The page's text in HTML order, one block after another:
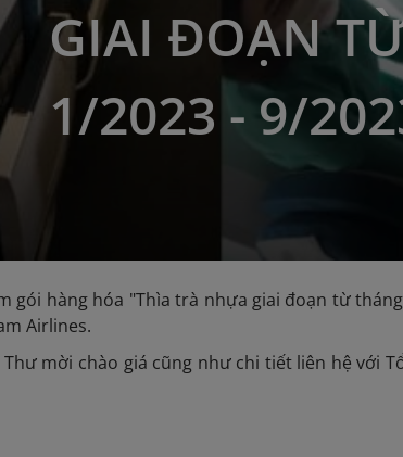
GIAI ĐOẠN
1/2023 - 9/
gói hàng hóa "Thìa trà nhựa giai đoạn từ
Airlines.
mời chào giá cũng như chi tiết liên hệ với